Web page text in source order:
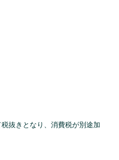
抜きとなり、消費税が別途加